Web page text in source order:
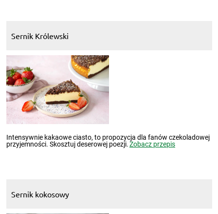
Sernik Królewski
Intensywnie kakaowe ciasto, to propozycja dla fanów czekoladowej
przyjemności. Skosztuj deserowej poezji.Zobacz przepis
Sernik kokosowy